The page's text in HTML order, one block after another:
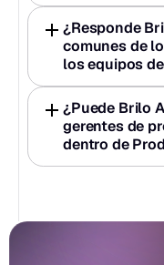
¿Responde
comunes de
los equipos
¿Puede Brilo
gerentes de
dentro de